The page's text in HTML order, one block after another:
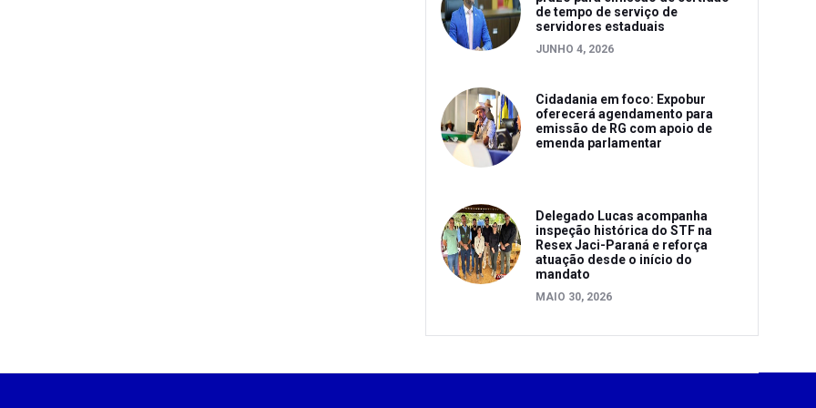
de tempo de serviço de
servidores estaduais
JUNHO 4, 2026
Cidadania em foco: Expobur
oferecerá agendamento para
emissão de RG com apoio de
emenda parlamentar
Delegado Lucas acompanha
inspeção histórica do STF na
Resex Jaci-Paraná e reforça
atuação desde o início do
mandato
MAIO 30, 2026